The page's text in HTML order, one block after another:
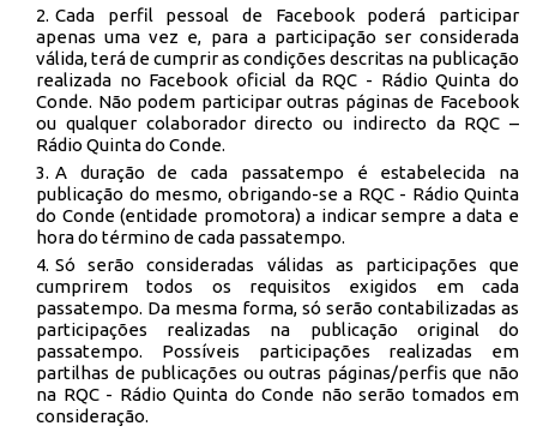
Cada perfil pessoal de Facebook poderá participar
apenas uma vez e, para a participação ser considerada
válida, terá de cumprir as condições descritas na publicação
realizada no Facebook oficial da RQC - Rádio Quinta do
Conde. Não podem participar outras páginas de Facebook
ou qualquer colaborador directo ou indirecto da RQC –
Rádio Quinta do Conde.
A duração de cada passatempo é estabelecida na
publicação do mesmo, obrigando-se a RQC - Rádio Quinta
do Conde (entidade promotora) a indicar sempre a data e
hora do término de cada passatempo.
Só serão consideradas válidas as participações que
cumprirem todos os requisitos exigidos em cada
passatempo. Da mesma forma, só serão contabilizadas as
participações realizadas na publicação original do
passatempo. Possíveis participações realizadas em
partilhas de publicações ou outras páginas/perfis que não
na RQC - Rádio Quinta do Conde não serão tomados em
consideração.